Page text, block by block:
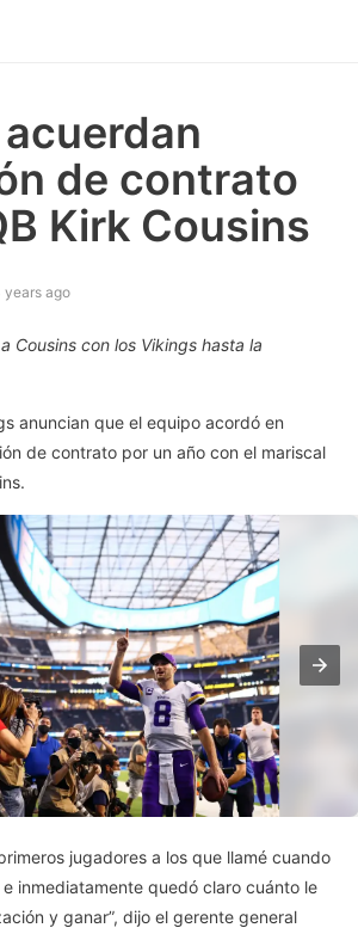
de contrato
Kirk Cousins
years ago
Cousins ​​con los Vikings hasta la
anuncian que el equipo acordó en
de contrato por un año con el mariscal
jugadores a los que llamé cuando
e inmediatamente quedó claro cuánto le
y ganar”, dijo el gerente general